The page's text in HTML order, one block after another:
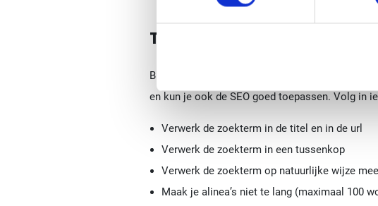
Tip 3: Houd een goede
Bij het schrijven van je teksten is het aan te
en kun je ook de SEO goed toepassen. Volg in
Verwerk de zoekterm in de titel en in de url
Verwerk de zoekterm in een tussenkop
Verwerk de zoekterm op natuurlijke wijze
Maak je alinea’s niet te lang (maximaal 100